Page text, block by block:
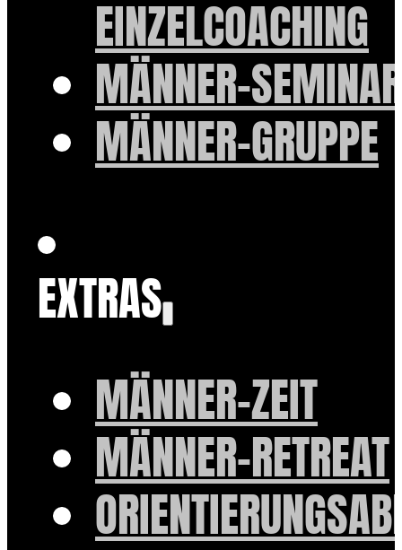
EINZELCOACHING
MÄNNER-
MÄNNER-GRUPPE
EXTRAS
MÄNNER-ZEIT
MÄNNER-RETREAT